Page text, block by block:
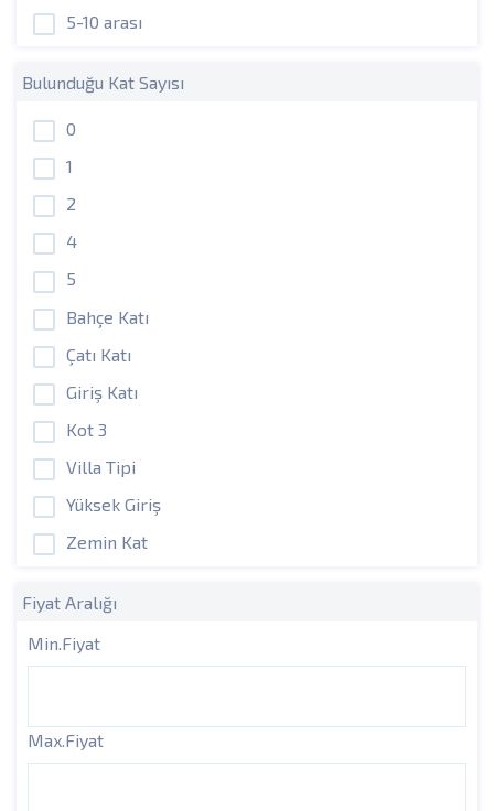
5-10 arası
Bulunduğu Kat Sayısı
0
1
2
4
5
Bahçe Katı
Çatı Katı
Giriş Katı
Kot 3
Villa Tipi
Yüksek Giriş
Zemin Kat
Fiyat Aralığı
Min.Fiyat
Max.Fiyat